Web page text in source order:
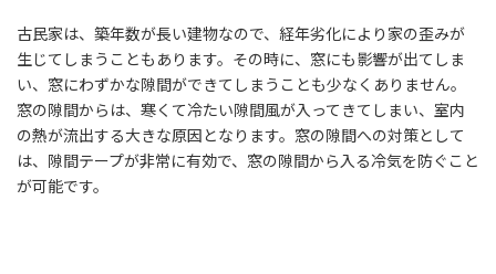
古民家は、築年数が長い建物なので、経年劣化により家の歪みが
生じてしまうこともあります。その時に、窓にも影響が出てしま
い、窓にわずかな隙間ができてしまうことも少なくありません。
窓の隙間からは、寒くて冷たい隙間風が入ってきてしまい、室内
の熱が流出する大きな原因となります。窓の隙間への対策として
は、隙間テープが非常に有効で、窓の隙間から入る冷気を防ぐこと
が可能です。